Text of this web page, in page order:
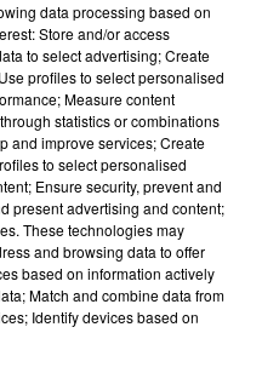
invite Selena Gomez et
son nouveau single
Charlie Puth pour une
solaire
prendra une pause après
data processing based on
Store and/or access
to select advertising; Create
profiles to select personalised
Measure content
statistics or combinations
and improve services; Create
to select personalised
Ensure security, prevent and
present advertising and content;
These technologies may
and browsing data to offer
based on information actively
Match and combine data from
Identify devices based on